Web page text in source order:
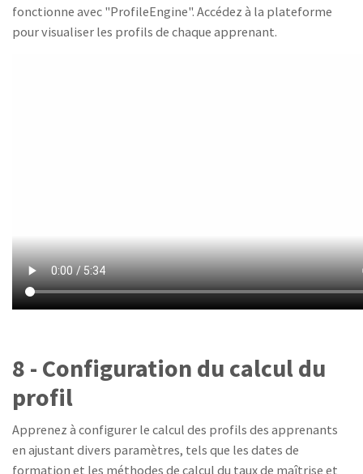
fonctionne avec "ProfileEngine". Accédez à la plateforme
pour visualiser les profils de chaque apprenant.
8 - Configuration du calcul du
profil
Apprenez à configurer le calcul des profils des apprenants
en ajustant divers paramètres, tels que les dates de
formation et les méthodes de calcul du taux de maîtrise et